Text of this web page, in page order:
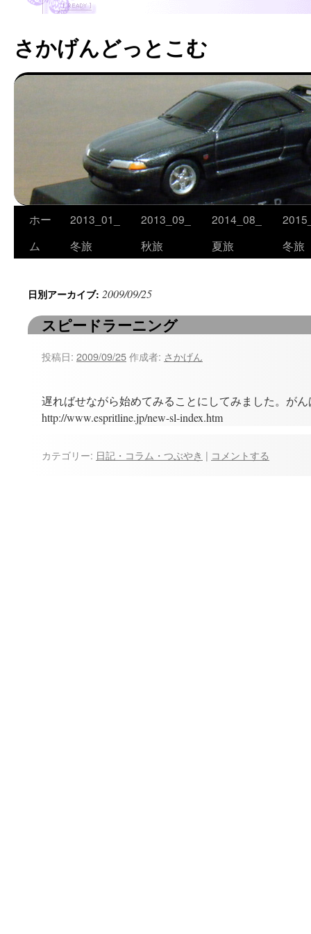
さかげんどっとこむ
コ
ン
ツ
ホー
ム
2013_01_
冬旅
2013_09_
秋旅
2014_08_
夏旅
冬旅
日別アーカイブ: 2009/09/25
スピードラーニング
投稿日: 2009/09/25作成者: さかげん
遅ればせながら始めてみることにしてみました。が
http://www.espritline.jp/new-sl-index.htm
カテゴリー: 日記・コラム・つぶやき | コメントする